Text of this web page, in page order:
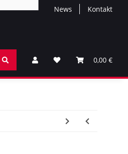
News Kontakt
0,00 €